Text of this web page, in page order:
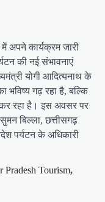
अपने कार्यक्रम जारी
की नई संभावनाएं
योगी आदित्यनाथ के
भविष्य गढ़ रहा है, बल्कि
कर रहा है। इस अवसर पर
बिल्ला, छत्तीसगढ़
पर्यटन के अधिकारी
Pradesh Tourism,